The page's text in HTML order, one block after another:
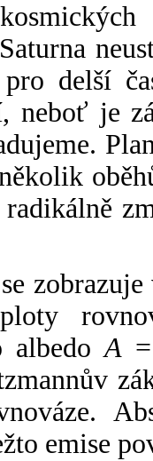
delší
neboť je
albedoA
emise